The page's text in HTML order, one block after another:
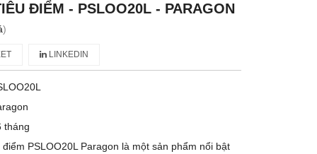
ĐIỂM - PSLOO20L - PARAGON
)
LINKEDIN
tháng
PSLOO20L Paragon là một sản phẩm nổi bật